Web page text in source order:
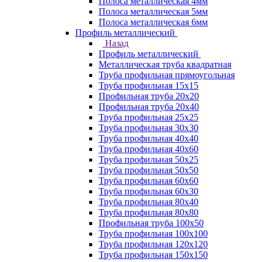
Полоса металлическая 5мм
Полоса металлическая 6мм
Профиль металлический
Назад
Профиль металлический
Металлическая труба квадратная
Труба профильная прямоугольная
Труба профильная 15х15
Профильная труба 20х20
Профильная труба 20х40
Труба профильная 25х25
Труба профильная 30x30
Труба профильная 40х40
Труба профильная 40х60
Труба профильная 50х25
Труба профильная 50х50
Труба профильная 60x60
Труба профильная 60х30
Труба профильная 80х40
Труба профильная 80х80
Профильная труба 100х50
Труба профильная 100х100
Труба профильная 120х120
Труба профильная 150х150